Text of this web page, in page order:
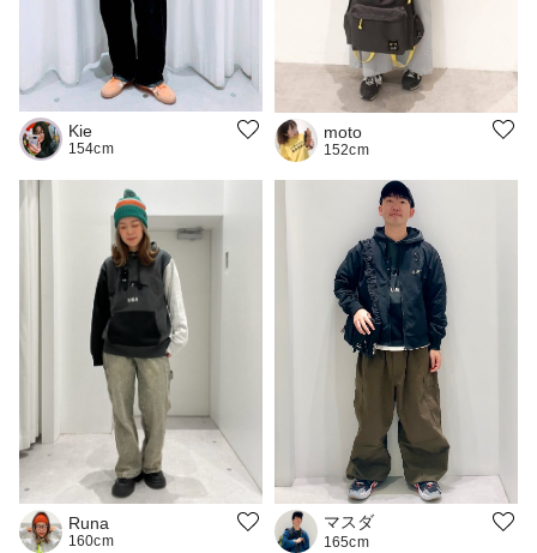
Kie
154cm
moto
152cm
Runa
160cm
マスダ
165cm